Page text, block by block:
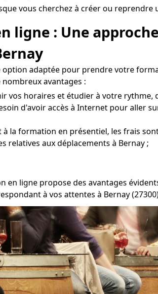
vous cherchez à créer ou
ligne : Une
option adaptée pour prendre votre
avantages :
vos horaires et étudier à votre rythme,
d'avoir accès à Internet pour aller
à la formation en présentiel, les frais
relatives aux déplacements à Bernay ;
en ligne propose des avantages
à vos attentes à Bernay